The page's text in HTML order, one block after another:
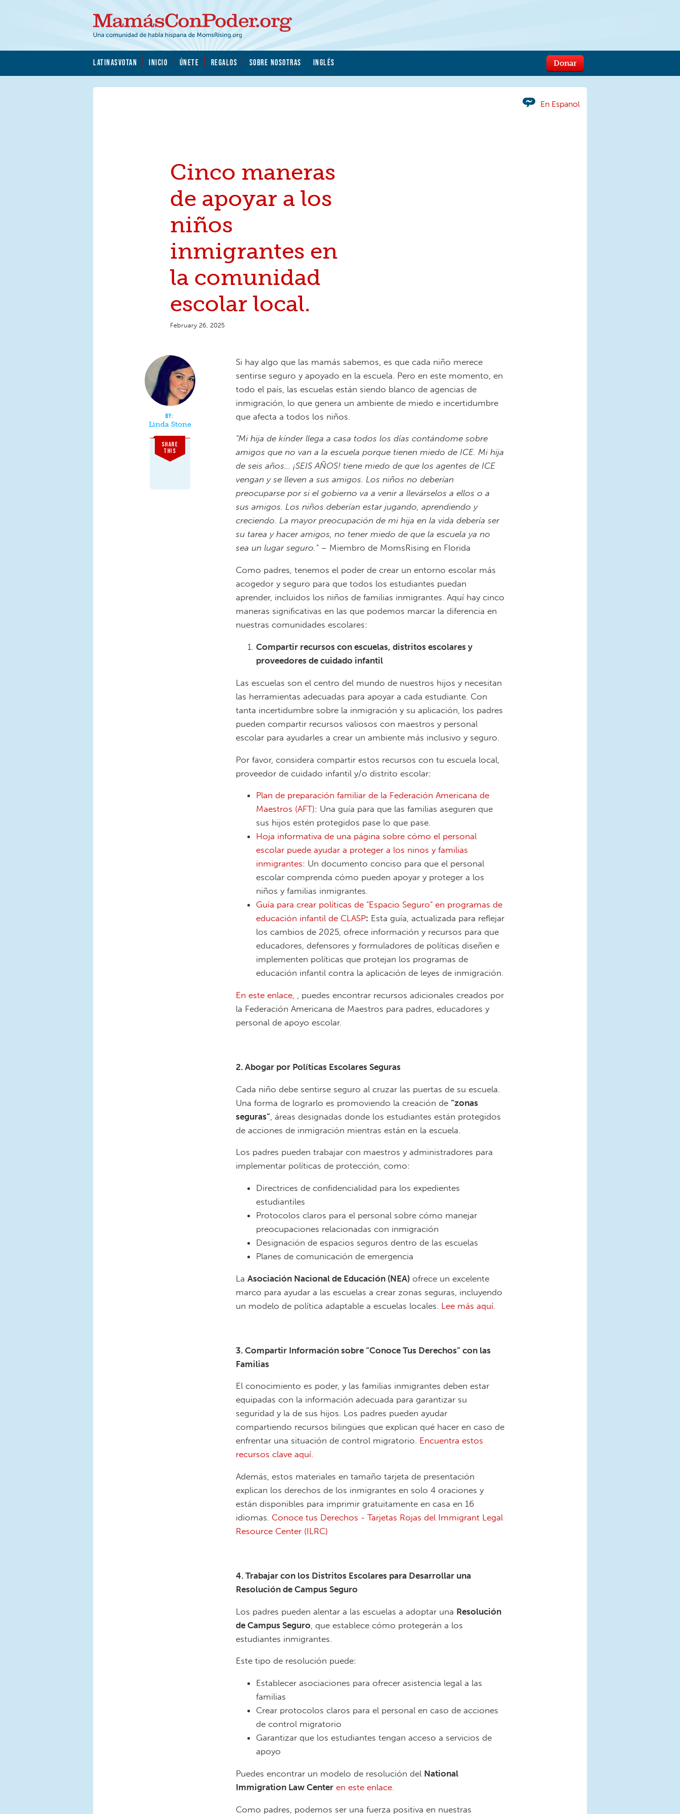
MamásConPoder.org
LATINASVOTAN INICIO ÚNETE REGALOS SOBRE NOSOTRAS INGLÉS Donar
En Espanol
Cinco maneras
de apoyar a los
niños
inmigrantes en
la comunidad
escolar local.
February 26, 2025
Linda Stone
SHARE
THIS
Si hay algo que las mamás sabemos, es que cada niño merece
sentirse seguro y apoyado en la escuela. Pero en este momento, en
todo el país, las escuelas están siendo blanco de agencias de
inmigración, lo que genera un ambiente de miedo e incertidumbre
que afecta a todos los niños.
"Mi hija de kínder llega a casa todos los días contándome sobre
amigos que no van a la escuela porque tienen miedo de ICE. Mi hija
de seis años... ¡SEIS AÑOS! tiene miedo de que los agentes de ICE
vengan y se lleven a sus amigos. Los niños no deberían
preocuparse por si el gobierno va a venir a llevárselos a ellos o a
sus amigos. Los niños deberían estar jugando, aprendiendo y
creciendo. La mayor preocupación de mi hija en la vida debería ser
su tarea y hacer amigos, no tener miedo de que la escuela ya no
sea un lugar seguro."– Miembro de MomsRising en Florida
Como padres, tenemos el poder de crear un entorno escolar más
acogedor y seguro para que todos los estudiantes puedan
aprender, incluidos los niños de familias inmigrantes. Aquí hay cinco
maneras significativas en las que podemos marcar la diferencia en
nuestras comunidades escolares:
Compartir recursos con escuelas, distritos escolares y
proveedores de cuidado infantil
Las escuelas son el centro del mundo de nuestros hijos y necesitan
las herramientas adecuadas para apoyar a cada estudiante. Con
tanta incertidumbre sobre la inmigración y su aplicación, los padres
pueden compartir recursos valiosos con maestros y personal
escolar para ayudarles a crear un ambiente más inclusivo y seguro.
Por favor, considera compartir estos recursos con tu escuela local,
proveedor de cuidado infantil y/o distrito escolar:
Plan de preparación familiar de la Federación Americana de
Maestros (AFT): Una guía para que las familias aseguren que
sus hijos estén protegidos pase lo que pase.
Hoja informativa de una página sobre cómo el personal
escolar puede ayudar a proteger a los ninos y familias
inmigrantes: Un documento conciso para que el personal
escolar comprenda cómo pueden apoyar y proteger a los
niños y familias inmigrantes.
Guía para crear políticas de "Espacio Seguro" en programas de
educación infantil de CLASP: Esta guía, actualizada para reflejar
los cambios de 2025, ofrece información y recursos para que
educadores, defensores y formuladores de políticas diseñen e
implementen políticas que protejan los programas de
educación infantil contra la aplicación de leyes de inmigración.
En este enlace, , puedes encontrar recursos adicionales creados por
la Federación Americana de Maestros para padres, educadores y
personal de apoyo escolar.
2. Abogar por Políticas Escolares Seguras
Cada niño debe sentirse seguro al cruzar las puertas de su escuela.
Una forma de lograrlo es promoviendo la creación de “zonas
seguras” , áreas designadas donde los estudiantes están protegidos
de acciones de inmigración mientras están en la escuela.
Los padres pueden trabajar con maestros y administradores para
implementar políticas de protección, como:
Directrices de confidencialidad para los expedientes
estudiantiles
Protocolos claros para el personal sobre cómo manejar
preocupaciones relacionadas con inmigración
Designación de espacios seguros dentro de las escuelas
Planes de comunicación de emergencia
La Asociación Nacional de Educación (NEA) ofrece un excelente
marco para ayudar a las escuelas a crear zonas seguras, incluyendo
un modelo de política adaptable a escuelas locales. Lee más aquí
3. Compartir Información sobre “Conoce Tus Derechos” con las
Familias
El conocimiento es poder, y las familias inmigrantes deben estar
equipadas con la información adecuada para garantizar su
seguridad y la de sus hijos. Los padres pueden ayudar
compartiendo recursos bilingües que explican qué hacer en caso de
enfrentar una situación de control migratorio. Encuentra estos
recursos clave aquí.
Además, estos materiales en tamaño tarjeta de presentación
explican los derechos de los inmigrantes en solo 4 oraciones y
están disponibles para imprimir gratuitamente en casa en 16
idiomas. Conoce tus Derechos - Tarjetas Rojas del Immigrant Legal
Resource Center (ILRC)
4. Trabajar con los Distritos Escolares para Desarrollar una
Resolución de Campus Seguro
Los padres pueden alentar a las escuelas a adoptar una Resolución
de Campus Seguro , que establece cómo protegerán a los
estudiantes inmigrantes.
Este tipo de resolución puede:
Establecer asociaciones para ofrecer asistencia legal a las
familias
Crear protocolos claros para el personal en caso de acciones
de control migratorio
Garantizar que los estudiantes tengan acceso a servicios de
apoyo
Puedes encontrar un modelo de resolución del National
Immigration Law Center en este enlace.
Como padres, podemos ser una fuerza positiva en nuestras